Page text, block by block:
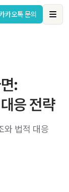
카오톡 문의
:
응 전략
와 법적 대응